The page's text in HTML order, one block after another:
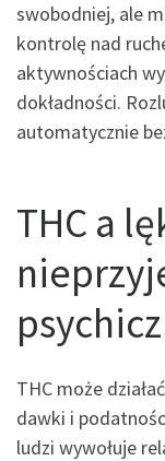
swobodniej, ale
kontrolę nad
aktywnościach
dokładności.
automatycznie
THC a
THC może
dawki i
ludzi wywołuje